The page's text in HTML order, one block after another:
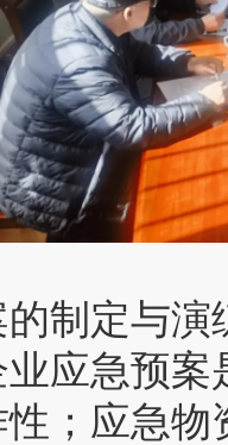
制定与
应急预
；应急